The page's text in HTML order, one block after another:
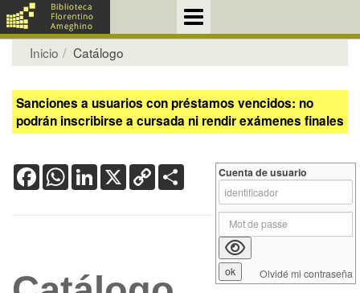
Inicio Catálogo
Sanciones a usuarios con préstamos vencidos: no
podrán inscribirse a cursada ni rendir exámenes finales
FacebookWhatsApp
LinkedIn
X Copy
Link
Cuenta de usuario
Olvidé mi contraseña